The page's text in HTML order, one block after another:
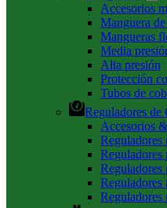
Accesorios
Manguera
Mangueras
Media
Alta presión
Protección
Tubos de
Reguladores de
Accesorios
Reguladores
Reguladores
Reguladores
Reguladores
Reguladores